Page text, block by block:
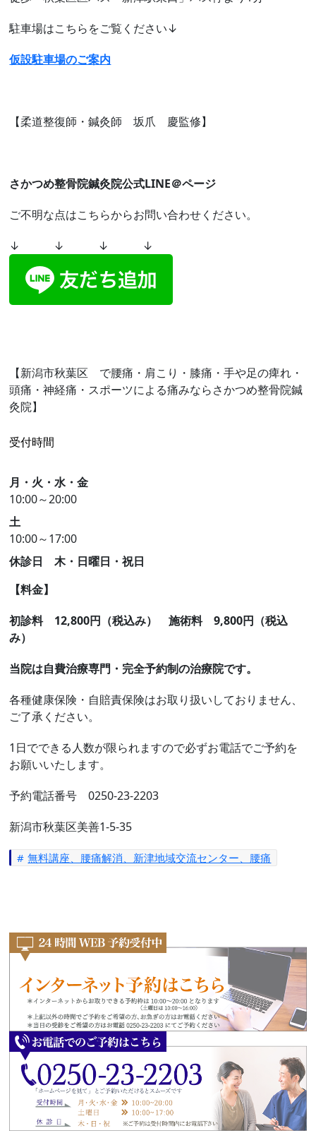
駐車場はこちらをご覧ください↓
仮設駐車場のご案内
【柔道整復師・鍼灸師 坂爪 慶監修】
さかつめ整骨院鍼灸院公式LINE＠ページ
ご不明な点はこちらからお問い合わせください。
↓ ↓ ↓ ↓
【新潟市秋葉区 で腰痛・肩こり・膝痛・手や足の痺れ・
頭痛・神経痛・スポーツによる痛みならさかつめ整骨院鍼
灸院】
受付時間
月・火・水・金
10:00～20:00
土
10:00～17:00
休診日 木・日曜日・祝日
【料金】
初診料 12,800円（税込み）施術料 9,800円（税込
み）
当院は自費治療専門・完全予約制の治療院です。
各種健康保険・自賠責保険はお取り扱いしておりません、
ご了承ください。
1日でできる人数が限られますので必ずお電話でご予約を
お願いいたします。
予約電話番号 0250-23-2203
新潟市秋葉区美善1-5-35
無料講座、腰痛解消、新津地域交流センター、腰痛